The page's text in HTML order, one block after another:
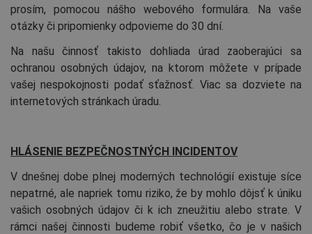
prosím, pomocou nášho webového formulára. Na vaše
otázky či pripomienky odpovieme do 30 dní.
Na našu činnosť takisto dohliada úrad zaoberajúci sa
ochranou osobných údajov, na ktorom môžete v prípade
vašej nespokojnosti podať sťažnosť. Viac sa dozviete na
internetových stránkach úradu.
HLÁSENIE BEZPEČNOSTNÝCH INCIDENTOV
V dnešnej dobe plnej moderných technológií existuje síce
nepatrné, ale napriek tomu riziko, že by mohlo dôjsť k úniku
vašich osobných údajov či k ich zneužitiu alebo strate. V
rámci našej činnosti budeme robiť všetko, čo je v našich